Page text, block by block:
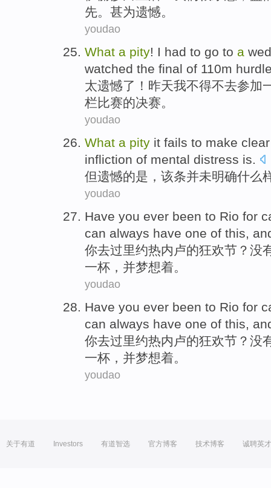
先。甚为遗憾。
youdao
What a pity! I had to go to a
watched the final of 110m
太遗憾了！ 昨天我不得不去参加
栏比赛的决赛。
youdao
What a pity it fails to make clear
infliction of mental distress is.
但遗憾的是， 该条并未明确什么
youdao
Have you ever been to Rio for
can always have one of this,
你去过里约热内卢的狂欢节 ？ 没
一杯 ， 并梦想着。
youdao
Have you ever been to Rio for
can always have one of this
你去过里约热内卢的狂欢节 ？ 没
一杯 ， 并梦想着。
youdao
关于有道 Investors 有道智选 官方博客 技术博客 诚聘英才